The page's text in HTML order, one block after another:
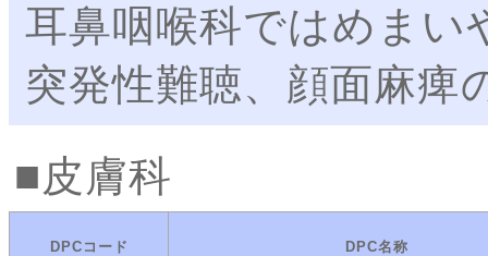
耳鼻咽喉科ではめまい
突発性難聴、顔面麻痺
皮膚科
DPCコード DPC名称